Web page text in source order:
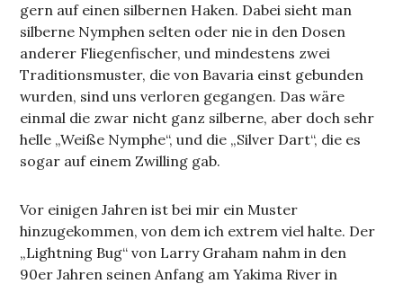
gern auf einen silbernen Haken. Dabei sieht man
silberne Nymphen selten oder nie in den Dosen
anderer Fliegenfischer, und mindestens zwei
Traditionsmuster, die von Bavaria einst gebunden
wurden, sind uns verloren gegangen. Das wäre
einmal die zwar nicht ganz silberne, aber doch sehr
helle „Weiße Nymphe“, und die „Silver Dart“, die es
sogar auf einem Zwilling gab.
Vor einigen Jahren ist bei mir ein Muster
hinzugekommen, von dem ich extrem viel halte. Der
„Lightning Bug“ von Larry Graham nahm in den
90er Jahren seinen Anfang am Yakima River in